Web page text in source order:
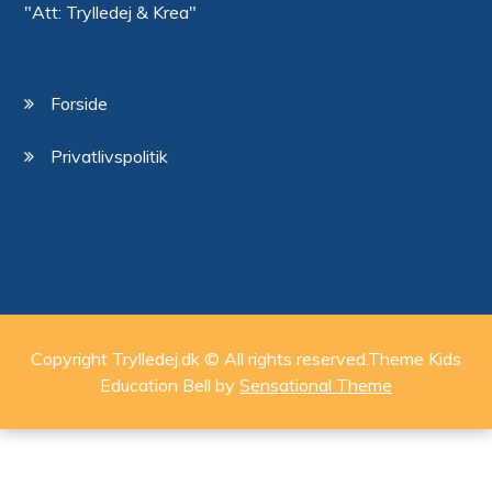
"Att: Trylledej & Krea"
Forside
Privatlivspolitik
Copyright Trylledej.dk © All rights reserved.Theme Kids
Education Bell by Sensational Theme